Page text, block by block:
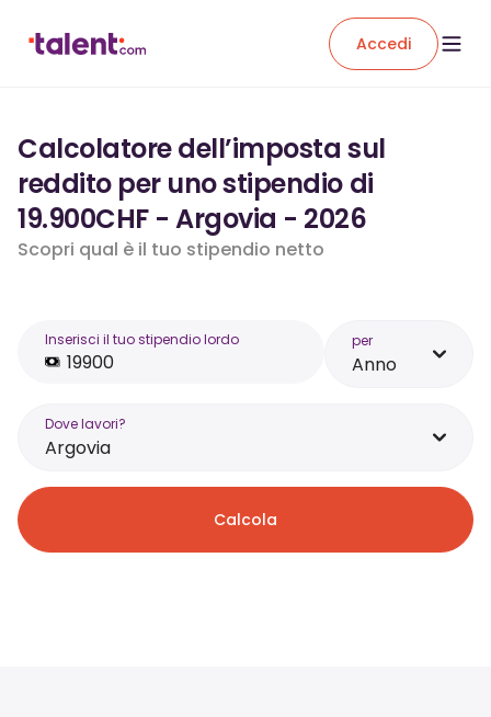
Accedi
Calcolatore dell’imposta sul
reddito per uno stipendio di
19.900CHF - Argovia - 2026
Scopri qual è il tuo stipendio netto
Inserisci il tuo stipendio lordo per
Anno
Dove lavori?
Argovia
Calcola